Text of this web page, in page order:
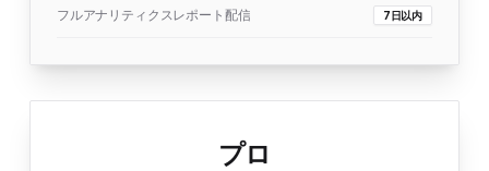
フルアナリティクスレポート配信 7日以内
プロ